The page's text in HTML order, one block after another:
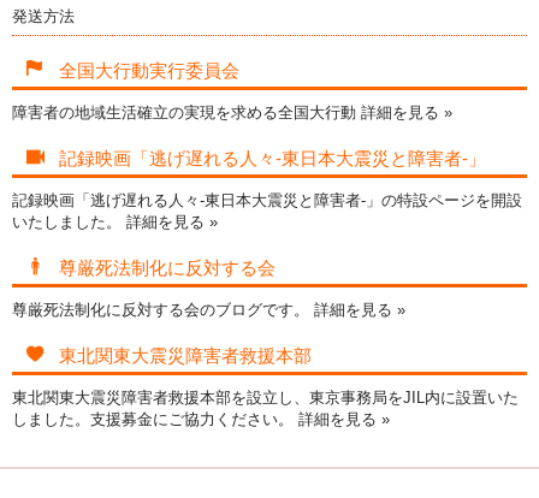
発送方法
全国大行動実行委員会
障害者の地域生活確立の実現を求める全国大行動 詳細を見る »
記録映画「逃げ遅れる人々-東日本大震災と障害者-」
記録映画「逃げ遅れる人々-東日本大震災と障害者-」の特設ページを開設
いたしました。 詳細を見る »
尊厳死法制化に反対する会
尊厳死法制化に反対する会のブログです。 詳細を見る »
東北関東大震災障害者救援本部
東北関東大震災障害者救援本部を設立し、東京事務局をJIL内に設置いた
しました。支援募金にご協力ください。 詳細を見る »